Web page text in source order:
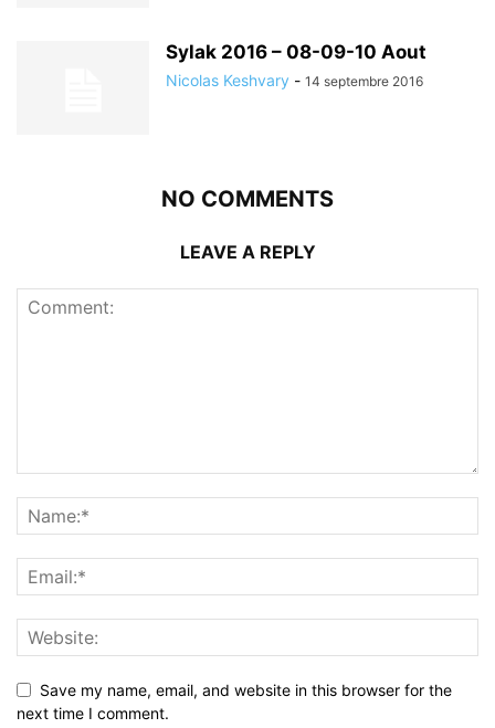
Sylak 2016 – 08-09-10 Aout
Nicolas Keshvary - 14 septembre 2016
NO COMMENTS
LEAVE A REPLY
Save my name, email, and website in this browser for the
next time I comment.